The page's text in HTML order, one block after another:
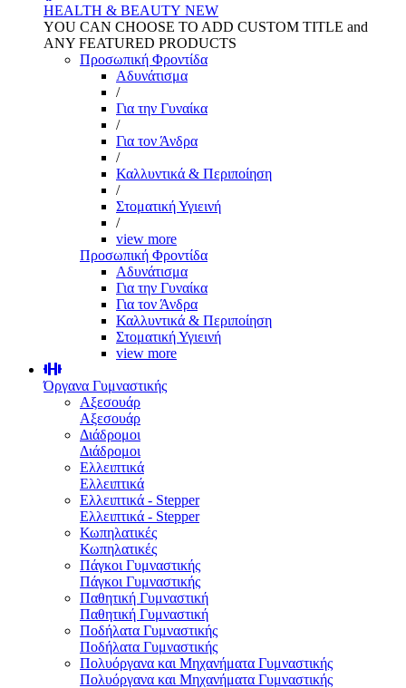
HEALTH & BEAUTY NEW
YOU CAN CHOOSE TO ADD CUSTOM TITLE and
ANY FEATURED PRODUCTS
Προσωπική Φροντίδα
Αδυνάτισμα
/
Για την Γυναίκα
/
Για τον Άνδρα
/
Καλλυντικά & Περιποίηση
/
Στοματική Υγιεινή
/
view more
Προσωπική Φροντίδα
Αδυνάτισμα
Για την Γυναίκα
Για τον Άνδρα
Καλλυντικά & Περιποίηση
Στοματική Υγιεινή
view more
Όργανα Γυμναστικής
Αξεσουάρ
Αξεσουάρ
Διάδρομοι
Διάδρομοι
Ελλειπτικά
Ελλειπτικά
Ελλειπτικά - Stepper
Ελλειπτικά - Stepper
Κωπηλατικές
Κωπηλατικές
Πάγκοι Γυμναστικής
Πάγκοι Γυμναστικής
Παθητική Γυμναστική
Παθητική Γυμναστική
Ποδήλατα Γυμναστικής
Ποδήλατα Γυμναστικής
Πολυόργανα και Μηχανήματα Γυμναστικής
Πολυόργανα και Μηχανήματα Γυμναστικής